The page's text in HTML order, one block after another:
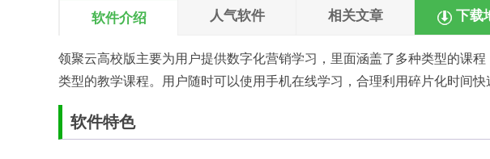
软件介绍 人气软件 相关文章 下载
领聚云高校版主要为用户提供数字化营销学习，里面涵盖了多种类型的课
类型的教学课程。用户随时可以使用手机在线学习，合理利用碎片化时间快
软件特色